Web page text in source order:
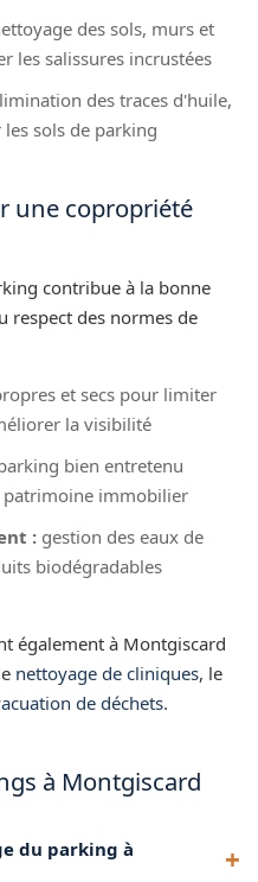
des sols, murs et
les salissures incrustées
des traces d'huile,
sols de parking
une copropriété
contribue à la bonne
respect des normes de
et secs pour limiter
la visibilité
bien entretenu
immobilier
: gestion des eaux de
biodégradables
également à Montgiscard
nettoyage de cliniques, le
de déchets.
à Montgiscard
du parking à